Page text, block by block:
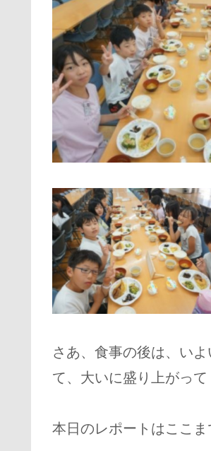
さあ、食事の後は、い
て、大いに盛り上がって
本日のレポートはここ